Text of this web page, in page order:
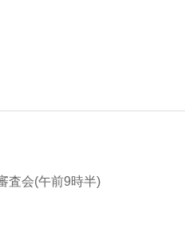
査会(午前9時半)